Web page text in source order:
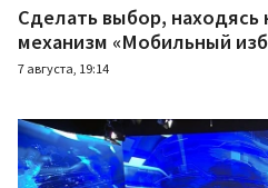
Сделать выбор, находясь
механизм «Мобильный
7 августа, 19:14